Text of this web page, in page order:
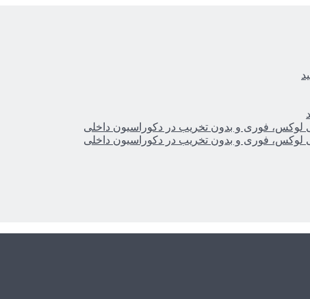
لوکس، فوری و بدون تخریب در دکوراسیون داخلی
لوکس، فوری و بدون تخریب در دکوراسیون داخلی